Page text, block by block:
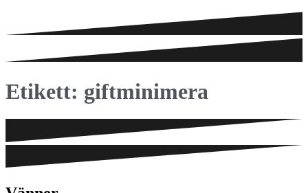
Etikett: giftminimera